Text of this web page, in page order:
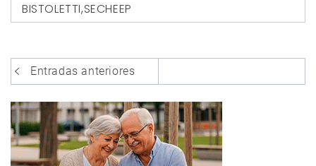
BISTOLETTI,SECHEEP
Navegación
de
entradas
Entradas anteriores